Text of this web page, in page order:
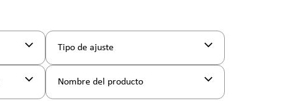
Tipo de ajuste
Nombre del producto